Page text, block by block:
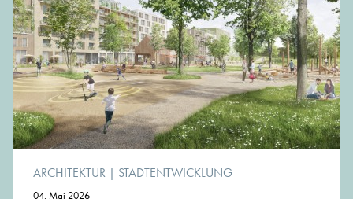
ARCHITEKTUR | STADTENTWICKLUNG
04. Mai 2026